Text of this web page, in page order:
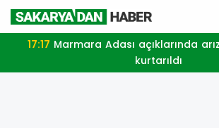
20:06
için iş birliği protokolü